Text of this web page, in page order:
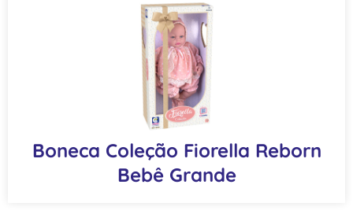
Boneca Coleção Fiorella Reborn
Bebê Grande